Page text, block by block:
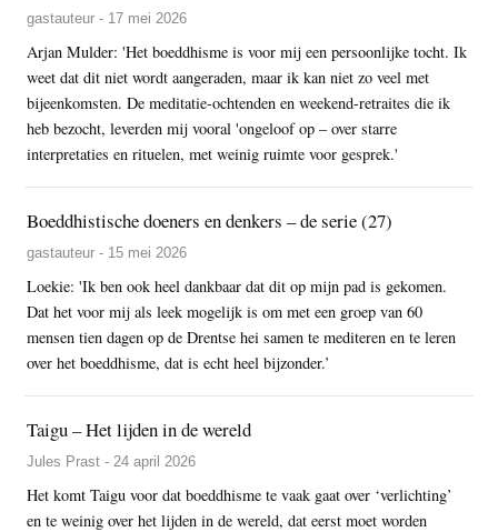
gastauteur - 17 mei 2026
Arjan Mulder: 'Het boeddhisme is voor mij een persoonlijke tocht. Ik
weet dat dit niet wordt aangeraden, maar ik kan niet zo veel met
bijeenkomsten. De meditatie-ochtenden en weekend-retraites die ik
heb bezocht, leverden mij vooral 'ongeloof op – over starre
interpretaties en rituelen, met weinig ruimte voor gesprek.'
Boeddhistische doeners en denkers – de serie (27)
gastauteur - 15 mei 2026
Loekie: 'Ik ben ook heel dankbaar dat dit op mijn pad is gekomen.
Dat het voor mij als leek mogelijk is om met een groep van 60
mensen tien dagen op de Drentse hei samen te mediteren en te leren
over het boeddhisme, dat is echt heel bijzonder.’
Taigu – Het lijden in de wereld
Jules Prast - 24 april 2026
Het komt Taigu voor dat boeddhisme te vaak gaat over ‘verlichting’
en te weinig over het lijden in de wereld, dat eerst moet worden